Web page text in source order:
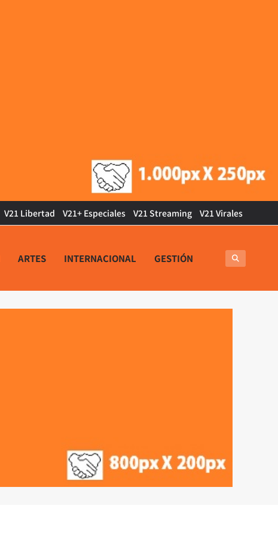
V21 Libertad V21+ Especiales V21 Streaming V21 Virales
ARTES INTERNACIONAL GESTIÓN